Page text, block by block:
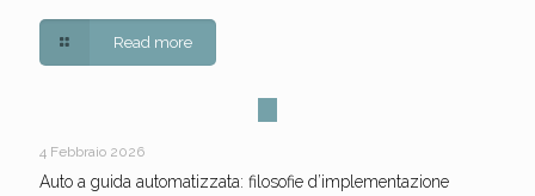
Read more
4 Febbraio 2026
Auto a guida automatizzata: filosofie d’implementazione